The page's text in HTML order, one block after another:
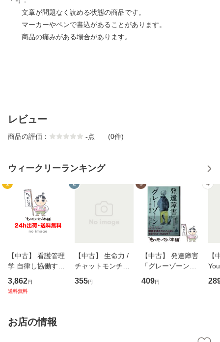
文章が問題なく読める状態の商品です。
マーカーやペンで書込があることがあります。
商品の痛みがある場合があります。
レビュー
商品の評価： -点 (0件)
ウィークリーランキング
1
【中古】 看護管理
学 自律し協働する
専門職の看護マネ
ジメントスキル 改
恵 藤本幸三 / 南江
堂 [単行
3,862円
送料無料
2
【中古】 生命力 /
チャットモンチー /
キューンレコード
[CD]【メール便送
355円
3
【中古】 発達障害
「グレーゾーン」
その正しい理解と
克服法 (SB新書 57
409円
4
【
のが
お店の情報